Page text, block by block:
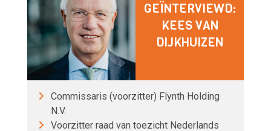
GEÏNTERVIEWD:
KEES VAN
DIJKHUIZEN
Commissaris (voorzitter) Flynth Holding
N.V.
Voorzitter raad van toezicht Nederlands